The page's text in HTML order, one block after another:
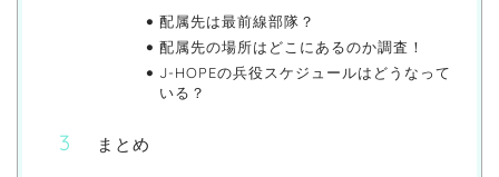
配属先は最前線部隊？
配属先の場所はどこにあるのか調査！
J-HOPEの兵役スケジュールはどうなって
いる？
まとめ